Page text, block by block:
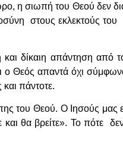
η σιωπή του Θεού δεν
στους εκλεκτούς
δίκαιη απάντηση από
Θεός απαντά όχι
πάντοτε.
του Θεού. Ο Ιησούς μας
και θα βρείτε». Το πότε